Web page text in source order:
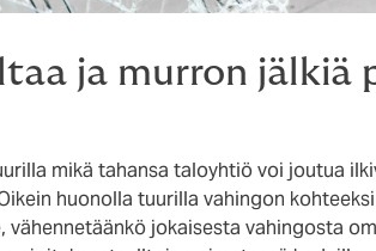
ja murron jälkiä
mikä tahansa taloyhtiö voi joutua
huonolla tuurilla vahingon
vähennetäänkö jokaisesta vahingosta